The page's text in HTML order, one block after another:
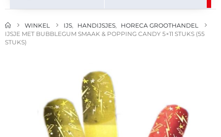
WINKEL IJS HANDIJSJES
HORECA GROOTHANDEL
IJSJE MET BUBBLEGUM SMAAK & POPPING CANDY 5×11 STUKS (55
STUKS)